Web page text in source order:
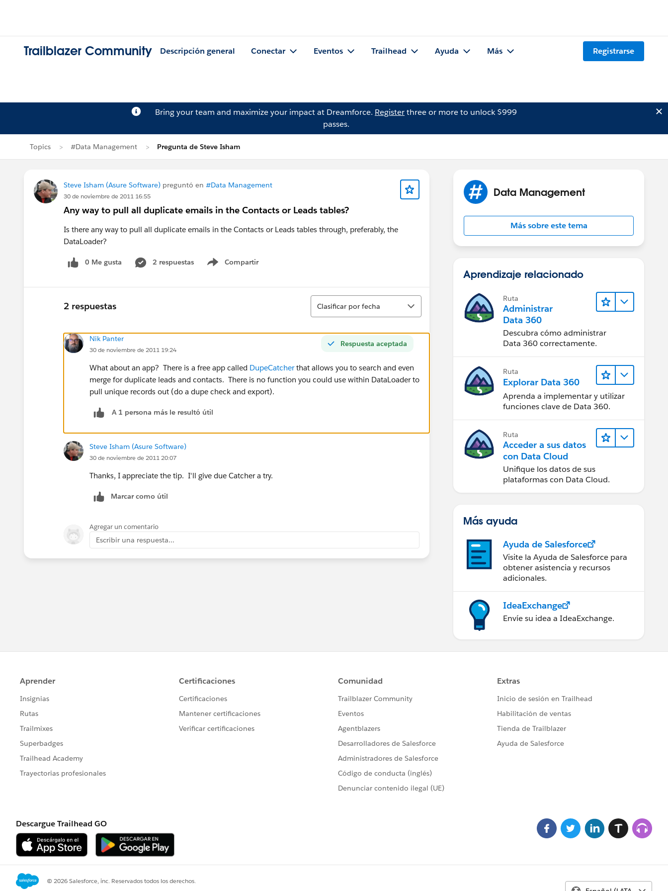
Trailblazer Community Descripción general Conectar Eventos Trailhead Ayuda Más Registrarse
Bring your team and maximize your impact at Dreamforce. Registerthree or more to unlock $999
passes.
Topics #Data Management Pregunta de Steve Isham
Steve Isham (Asure Software) preguntó en #Data Management
30 de noviembre de 2011 16:55
Any way to pull all duplicate emails in the Contacts or Leads tables?
Is there any way to pull all duplicate emails in the Contacts or Leads tables through, preferably, the
DataLoader?
0 Me gusta 2 respuestas Compartir
Show menu
2 respuestas
Ordenar
Clasificar por fecha
Respuesta aceptada
Nik Panter
30 de noviembre de 2011 19:24
What about an app? There is a free app called DupeCatcherthat allows you to search and even
merge for duplicate leads and contacts. There is no function you could use within DataLoader to
pull unique records out (do a dupe check and export).
A 1 persona más le resultó útil
Steve Isham (Asure Software)
30 de noviembre de 2011 20:07
Thanks, I appreciate the tip. I'll give due Catcher a try.
Marcar como útil
Agregar un comentario
Escribir una respuesta...
Data Management
Más sobre este tema
Aprendizaje relacionado
Ruta
Administrar
Data 360
Descubra cómo administrar
Data 360 correctamente.
Ruta
Explorar Data 360
Aprenda a implementar y utilizar
funciones clave de Data 360.
Ruta
Acceder a sus datos
con Data Cloud
Unifique los datos de sus
plataformas con Data Cloud.
Más ayuda
Ayuda de Salesforce
Visite la Ayuda de Salesforce para
obtener asistencia y recursos
adicionales.
IdeaExchange
Envíe su idea a IdeaExchange.